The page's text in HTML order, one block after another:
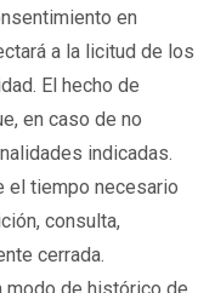
en
a la licitud de los
El hecho de
en caso de no
indicadas.
el tiempo necesario
consulta,
cerrada.